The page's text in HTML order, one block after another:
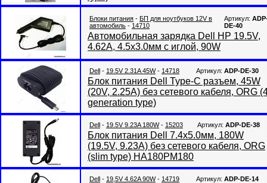
Блоки питания - БП для ноутбуков 12V в
автомобиль - 14710
Артикул:
DE-40
Автомобильная зарядка Dell HP 19.5V,
4.62A, 4.5x3.0мм с иглой, 90W
Dell - 19.5V 2.31A 45W- 14718 Артикул: ADP-DE-30
Блок питания Dell Type-C разъем, 45W
(20V, 2.25A) без сетевого кабеля, ORG
generation type)
Dell - 19.5V 9.23A 180W- 15203 Артикул: ADP-DE-38
Блок питания Dell 7.4x5.0мм, 180W
(19.5V, 9.23A) без сетевого кабеля, ORG
(slim type) HA180PM180
Dell - 19,5V 4.62A 90W- 14719 Артикул: ADP-DE-14